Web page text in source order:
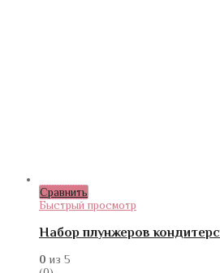
Сравнить
Быстрый просмотр
Набор плунжеров
0 из 5